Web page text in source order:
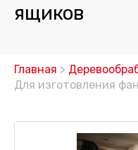
ящиков
Главная >
Для изготовления